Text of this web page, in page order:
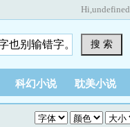
Hi,undefined
搜 索
科幻小说 耽美小说